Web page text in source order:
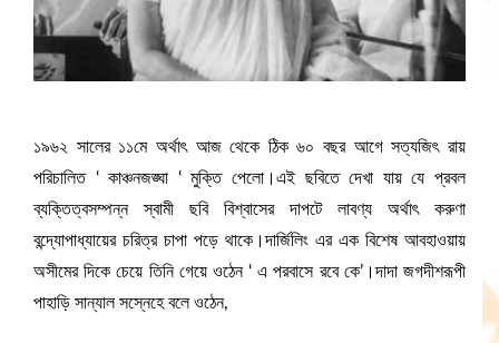
১৯৬২ সালের ১১মে অর্থাৎ আজ থেকে ঠিক ৬০ বছর আগে সত্যজিৎ রায়
পরিচালিত ‘ কাঞ্চনজঙ্ঘা ‘ মুক্তি পেলো।এই ছবিতে দেখা যায় যে প্রবল
ব্যক্তিত্বসম্পন্ন স্বামী ছবি বিশ্বাসের দাপটে লাবণ্য অর্থাৎ করুণা
বন্দ্যোপাধ্যায়ের চরিত্র চাপা পড়ে থাকে।দার্জিলিং এর এক বিশেষ আবহাওয়ায়
অসীমের দিকে চেয়ে তিনি গেয়ে ওঠেন ‘ এ পরবাসে রবে কে’।দাদা জগদীশরূপী
পাহাড়ি সান্যাল সস্নেহে বলে ওঠেন,